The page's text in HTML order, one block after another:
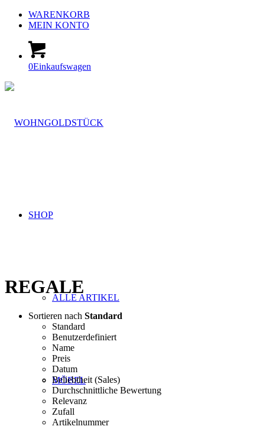
WARENKORB
MEIN KONTO
0Einkaufswagen
SHOP
ALLE ARTIKEL
MÖBEL
REGALE
Sortieren nach Standard
Standard
Benutzerdefiniert
Name
Preis
Datum
Beliebtheit (Sales)
Durchschnittliche Bewertung
Relevanz
Zufall
Artikelnummer